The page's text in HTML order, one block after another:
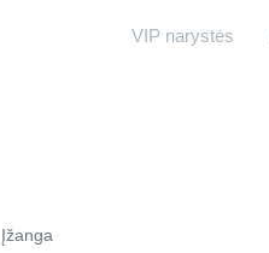
VIP narystės
Įžanga